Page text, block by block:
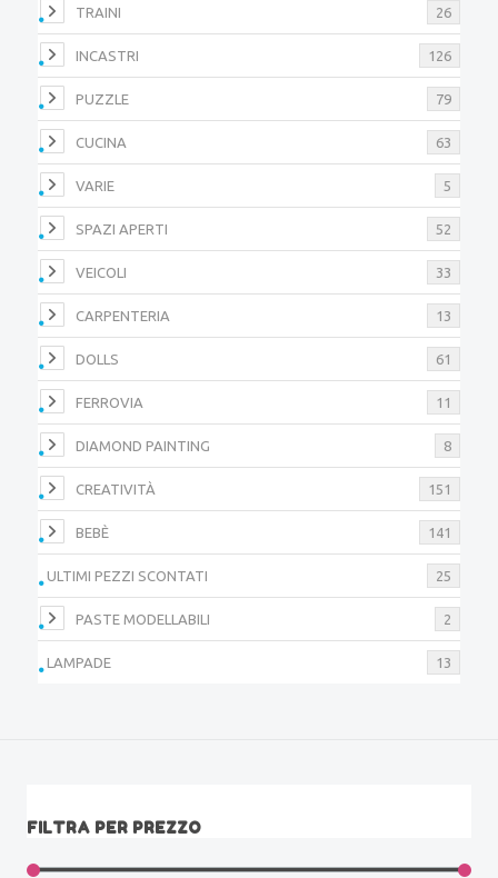
TRAINI 26
INCASTRI 126
PUZZLE 79
CUCINA 63
VARIE 5
SPAZI APERTI 52
VEICOLI 33
CARPENTERIA 13
DOLLS 61
FERROVIA 11
DIAMOND PAINTING 8
CREATIVITÀ 151
BEBÈ 141
ULTIMI PEZZI SCONTATI 25
PASTE MODELLABILI 2
LAMPADE 13
FILTRA PER PREZZO